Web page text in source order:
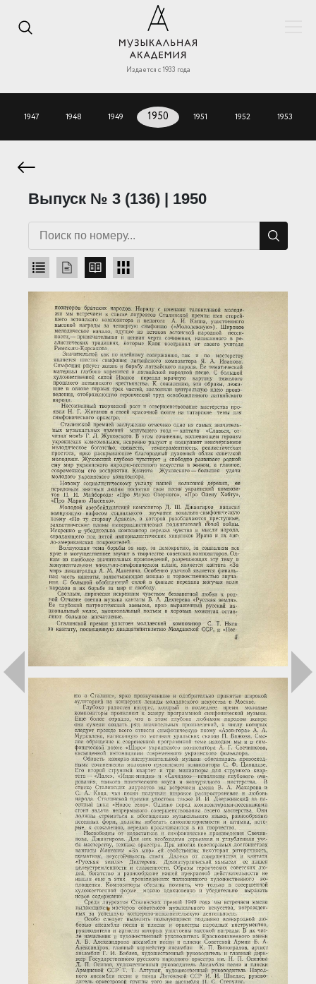
Издается с 1933 года
1947 1948 1949 1950 1951 1952 1953
Выпуск № 3 (136) | 1950
Загрузка...
Загрузка...